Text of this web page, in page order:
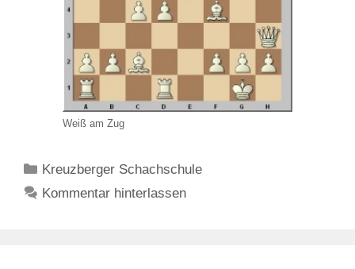
Weiß am Zug
Kategorien
Kreuzberger Schachschule
Kommentar hinterlassen